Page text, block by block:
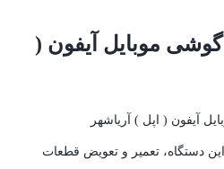
موبایل آیفون (
دستگاه، تعمیر و تعویض قطعات